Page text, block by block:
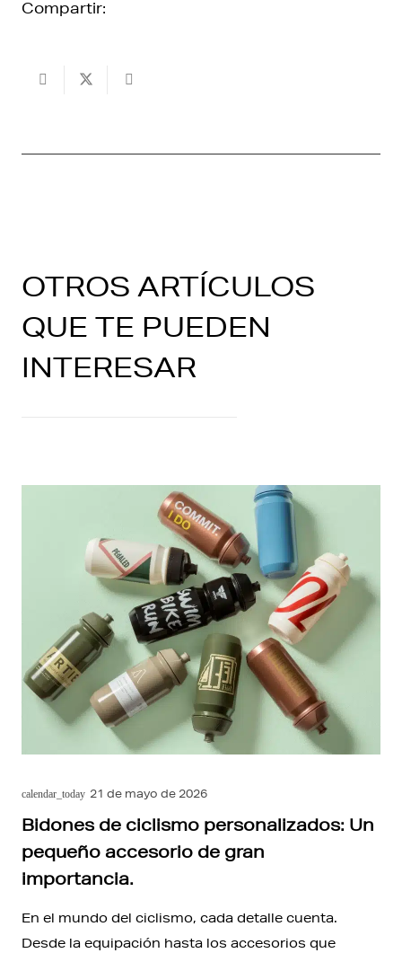
Compartir:
OTROS ARTÍCULOS
QUE TE PUEDEN
INTERESAR
calendar_today 21 de mayo de 2026
Bidones de ciclismo personalizados: Un
pequeño accesorio de gran
importancia.
En el mundo del ciclismo, cada detalle cuenta.
Desde la equipación hasta los accesorios que